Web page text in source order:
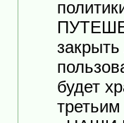
будет